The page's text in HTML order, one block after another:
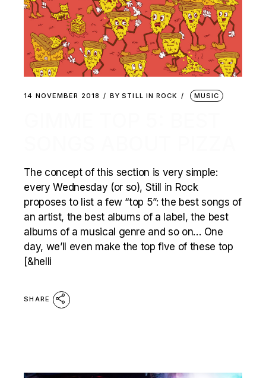
14 NOVEMBER 2018 BY STILL IN ROCK MUSIC
The concept of this section is very simple:
every Wednesday (or so), Still in Rock
proposes to list a few “top 5”: the best songs of
an artist, the best albums of a label, the best
albums of a musical genre and so on… One
day, we’ll even make the top five of these top
[&helli
SHARE